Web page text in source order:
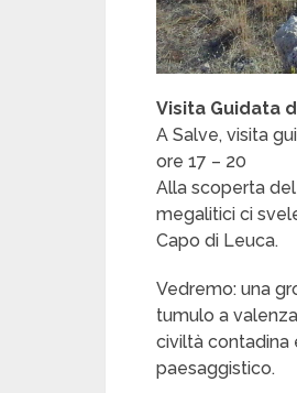
Visita Guidata
A Salve, visita
ore 17 – 20
Alla scoperta
megalitici ci
Capo di Leuca.
Vedremo: una
tumulo a
civiltà contadina
paesaggistico.